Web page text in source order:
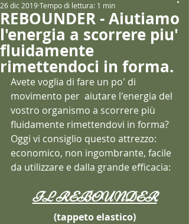
REBOUNDER - Aiutiamo
l'energia a scorrere piu'
fluidamente
rimettendoci in forma.
26 dic 2019Tempo di lettura: 1 min
Avete voglia di fare un po' di
movimento per  aiutare l'energia del
vostro organismo a scorrere più
fluidamente rimettendovi in forma?
Oggi vi consiglio questo attrezzo:
economico, non ingombrante, facile
da utilizzare e dalla grande efficacia:
IL REBOUNDER
(tappeto elastico)